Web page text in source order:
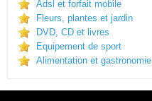
Adsl et forfait mobile
Fleurs, plantes et jardin
DVD, CD et livres
Equipement de sport
Alimentation et gastronomie